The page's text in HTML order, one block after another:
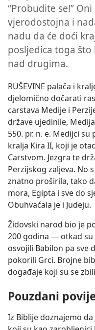
“Probudite se!”
vjerodostojna i
nadu da će doći
posljedica toga
nad drugima.
RUŠEVINE palača i
djelomično dočarati
carstava Medije i
države ujedinile,
550. pr. n. e. Medijci
kralja Kira II, koji je
Carstvom. Jezgra te
Perzijskog zaljeva. No
znatno proširila, tako
mora, Egipta i sve do
Obuhvaćala je i Judeju.
Židovski narod bio je
200 godina — otkad su
osvojili Babilon pa sve
pokorili Grci. Brojne
događaje koji su se
Pouzdani
Iz Biblije doznajemo